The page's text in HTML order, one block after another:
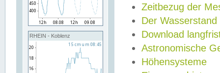
RHEIN - Koblenz
Zeitbezug der
Der Wasserstand
Download
Astronomische
Höhensysteme